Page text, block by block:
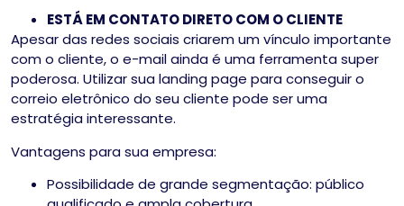
ESTÁ EM CONTATO DIRETO COM O CLIENTE
Apesar das redes sociais criarem um vínculo importante
com o cliente, o e-mail ainda é uma ferramenta super
poderosa. Utilizar sua landing page para conseguir o
correio eletrônico do seu cliente pode ser uma
estratégia interessante.
Vantagens para sua empresa:
Possibilidade de grande segmentação: público